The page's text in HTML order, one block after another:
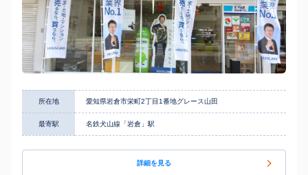
所在地 愛知県岩倉市栄町2丁目1番地グレース山田
最寄駅 名鉄犬山線「岩倉」駅
詳細を見る